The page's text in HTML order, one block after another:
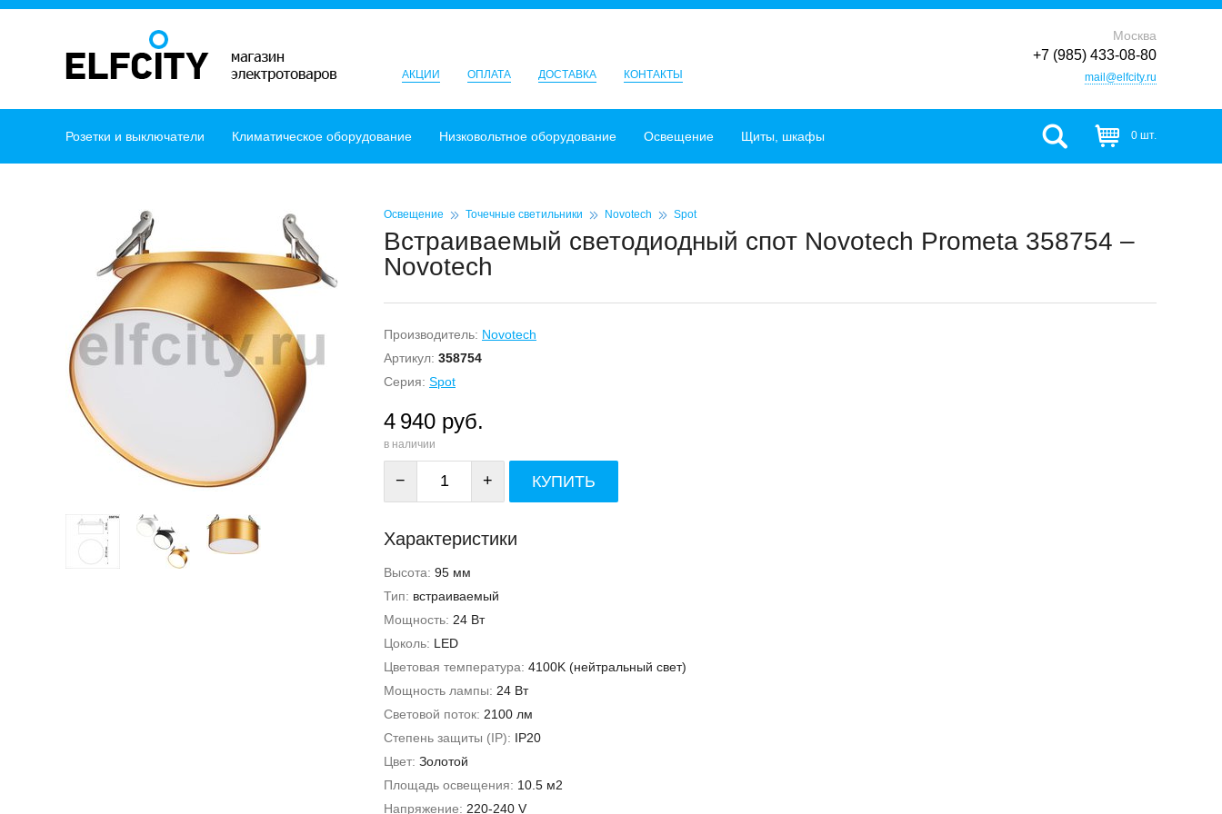
АКЦИИ ОПЛАТА ДОСТАВКА КОНТАКТЫ
Москва
+7 (985) 433-08-80
mail@elfcity.ru
Розетки и выключатели Климатическое оборудование Низковольтное оборудование Освещение Щиты, шкафы 0 шт.
Освещение Точечные светильники Novotech Spot
Встраиваемый светодиодный спот Novotech Prometa 358754 –
Novotech
Производитель: Novotech
Артикул: 358754
Серия: Spot
4 940 руб.
в наличии
− + КУПИТЬ
Характеристики
Высота: 95 мм
Тип: встраиваемый
Мощность: 24 Вт
Цоколь: LED
Цветовая температура: 4100K (нейтральный свет)
Мощность лампы: 24 Вт
Световой поток: 2100 лм
Степень защиты (IP): IP20
Цвет: Золотой
Площадь освещения: 10.5 м2
Напряжение: 220-240 V